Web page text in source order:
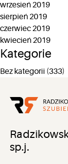
wrzesień 2019
sierpień 2019
czerwiec 2019
kwiecień 2019
Kategorie
Bez kategorii (333)
sp.j.